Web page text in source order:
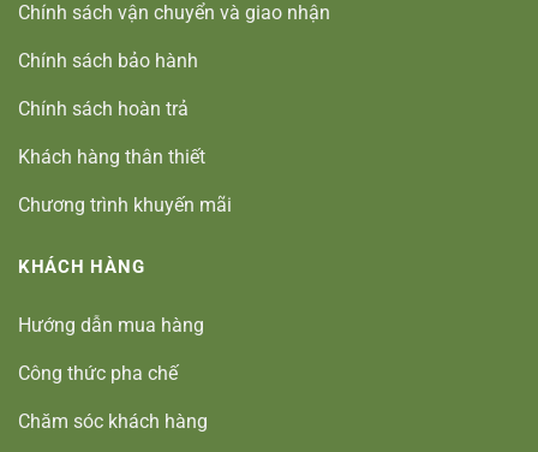
Chính sách vận chuyển và giao nhận
Chính sách bảo hành
Chính sách hoàn trả
Khách hàng thân thiết
Chương trình khuyến mãi
KHÁCH HÀNG
Hướng dẫn mua hàng
Công thức pha chế
Chăm sóc khách hàng